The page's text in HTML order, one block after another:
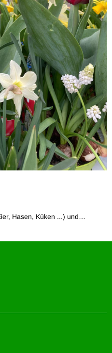
Hasen, Küken ...) und…